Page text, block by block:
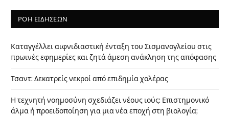
ΡΟΗ ΕΙΔΗΣΕΩΝ
Καταγγέλλει αιφνιδιαστική ένταξη του Σισμανογλείου στις
πρωινές εφημερίες και ζητά άμεση ανάκληση της απόφασης
Τσαντ: Δεκατρείς νεκροί από επιδημία χολέρας
Η τεχνητή νοημοσύνη σχεδιάζει νέους ιούς: Επιστημονικό
άλμα ή προειδοποίηση για μια νέα εποχή στη βιολογία;